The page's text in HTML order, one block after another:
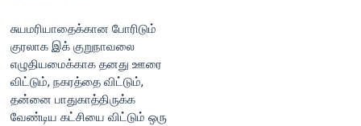
சுயமரியாதைக்கான போரிடும்
குரலாக இக் குறுநாவலை
எழுதியமைக்காக தனது ஊரை
விட்டும், நகரத்தை விட்டும்,
தன்னை பாதுகாத்திருக்க
வேண்டிய கட்சியை விட்டும் ஒரு